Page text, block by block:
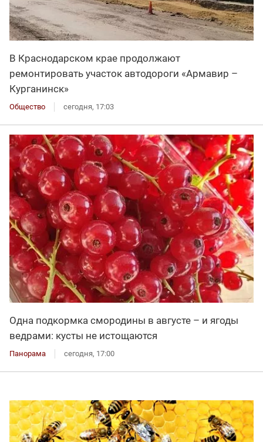
В Краснодарском крае продолжают
ремонтировать участок автодороги «Армавир –
Курганинск»
Общество сегодня, 17:03
Одна подкормка смородины в августе – и ягоды
ведрами: кусты не истощаются
Панорама сегодня, 17:00